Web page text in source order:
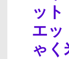
ッ
エッ
ゃく